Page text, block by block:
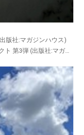
版社:マガジンハウス)
ト 第3弾 (出版社:マガジ
ン」に登場するのんちゃ